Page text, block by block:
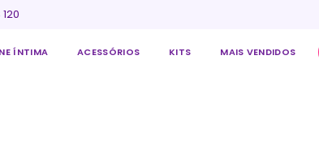
ÍNTIMA ACESSÓRIOS KITS MAIS VENDIDOS